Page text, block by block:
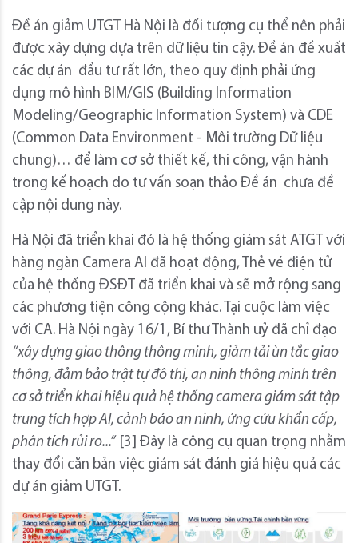
Đề án giảm UTGT Hà Nội là đối tượng cụ thể nên phải
được xây dựng dựa trên dữ liệu tin cậy. Đề án đề xuất
các dự án đầu tư rất lớn, theo quy định phải ứng
dụng mô hình BIM/GIS (Building Information
Modeling/Geographic Information System) và CDE
(Common Data Environment - Môi trường Dữ liệu
chung)… để làm cơ sở thiết kế, thi công, vận hành
trong kế hoạch do tư vấn soạn thảo Đề án chưa đề
cập nội dung này.
Hà Nội đã triển khai đó là hệ thống giám sát ATGT với
hàng ngàn Camera AI đã hoạt động, Thẻ vé điện tử
của hệ thống ĐSĐT đã triển khai và sẽ mở rộng sang
các phương tiện công cộng khác. Tại cuộc làm việc
với CA. Hà Nội ngày 16/1, Bí thư Thành uỷ đã chỉ đạo
“xây dựng giao thông thông minh, giảm tải ùn tắc giao
thông, đảm bảo trật tự đô thị, an ninh thông minh trên
cơ sở triển khai hiệu quả hệ thống camera giám sát tập
trung tích hợp AI, cảnh báo an ninh, ứng cứu khẩn cấp,
phân tích rủi ro...” [3] Đây là công cụ quan trọng nhằm
thay đổi căn bản việc giám sát đánh giá hiệu quả các
dự án giảm UTGT.